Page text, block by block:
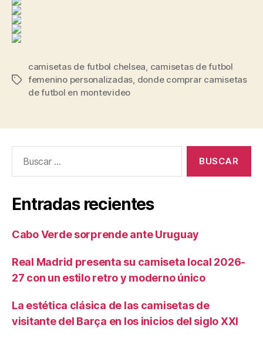
Etiquetas
camisetas de futbol chelsea, camisetas de futbol
femenino personalizadas, donde comprar camisetas
de futbol en montevideo
Entradas recientes
Cabo Verde sorprende ante Uruguay
Real Madrid presenta su camiseta local 2026-
27 con un estilo retro y moderno único
La estética clásica de las camisetas de
visitante del Barça en los inicios del siglo XXI